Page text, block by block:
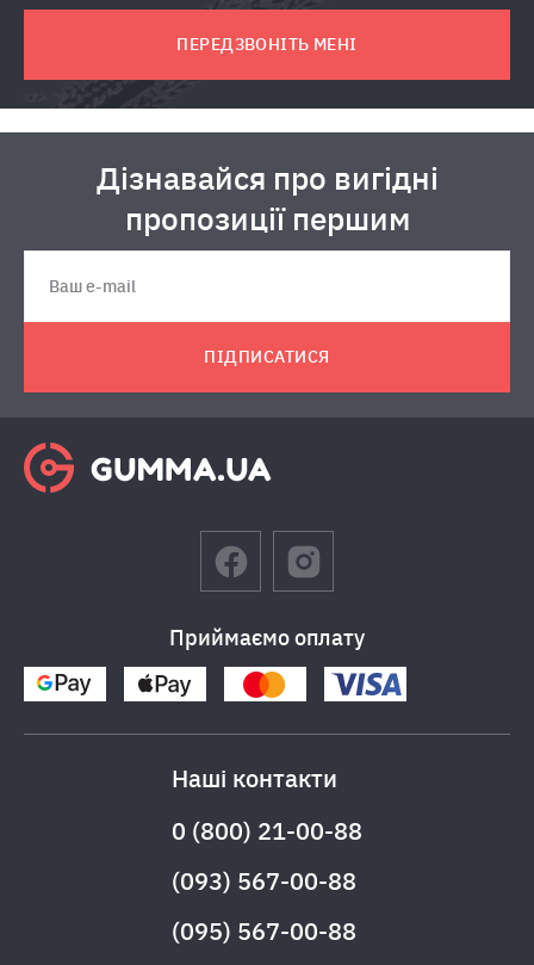
ПЕРЕДЗВОНІТЬ МЕНІ
Дізнавайся про вигідні
пропозиції першим
ПІДПИСАТИСЯ
Приймаємо оплату
Наші контакти
0 (800) 21-00-88
(093) 567-00-88
(095) 567-00-88